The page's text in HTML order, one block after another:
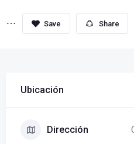
Share
Ubicación
Dirección